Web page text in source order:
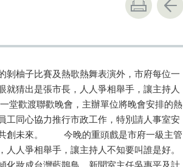
剝柚子比賽及熱歌熱舞表演外，市府每位一
就猜出是張市長，人人爭相舉手，讓主持人
歡渡聯歡晚會，主辦單位將晚會安排的熱
工同心協力推行市政工作，特別請人事室安
共創未來。 今晚的重頭戲是市府一級主管
人爭相舉手，讓主持人不知要叫誰是好。